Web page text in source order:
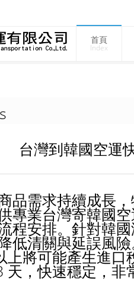
首頁
Index
台灣到韓國空運
品需求持續成長
專業台灣寄韓國
程安排。針對韓
低清關與延誤風
上將可能產生進
天，快速穩定，非